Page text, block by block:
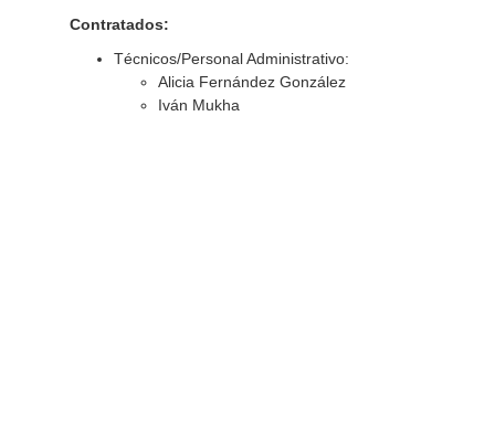
Contratados:
Técnicos/Personal Administrativo:
Alicia Fernández González
Iván Mukha